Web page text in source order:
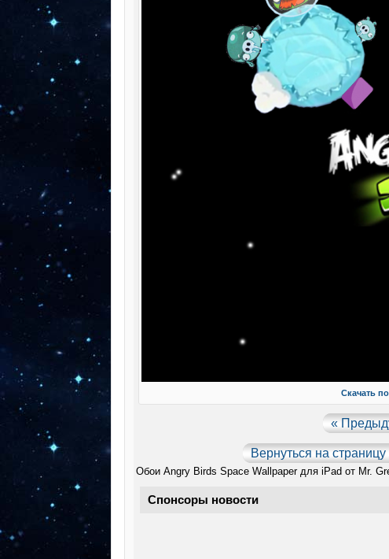
Скачать
«
Вернуться на страницу
Обои Angry Birds Space Wallpaper для iPad от Mr.
Спонсоры новости